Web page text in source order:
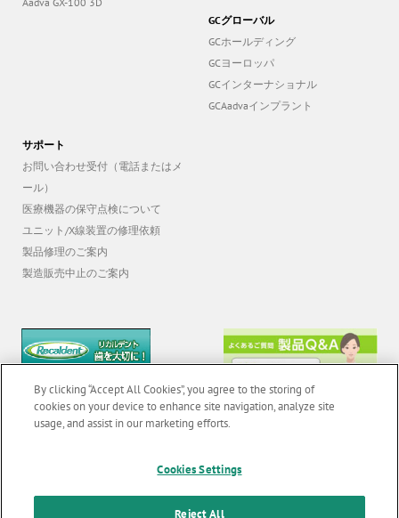
GCグローバル
GCホールディング
GCインターナショナル
GCAadvaインプラント
サポート
お問い合わせ受付（電話またはメ
ール）
医療機器の保守点検について
ユニット/X線装置の修理依頼
製品修理のご案内
製造販売中止のご案内
© 2026 GC Corp. | 無断転載禁止 | お問い合わせ| 当サイトの利用条件|
By clicking “Accept All Cookies”, you agree to the storing of
cookies on your device to enhance site navigation, analyze site
usage, and assist in our marketing efforts.
Cookies Settings
Reject All